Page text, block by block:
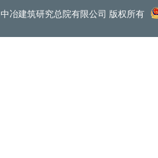
中冶建筑研究总院有限公司 版权所有